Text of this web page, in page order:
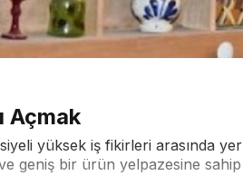
Açmak
yüksek iş fikirleri arasında yer
geniş bir ürün yelpazesine sahip